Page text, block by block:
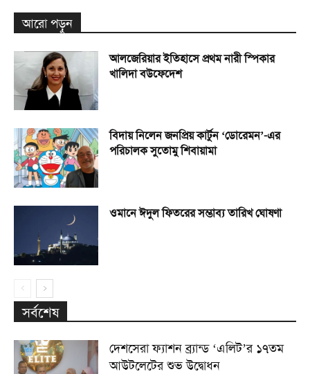
আরো পড়ুন
আলজেরিয়ার ইতিহাসে প্রথম নারী স্পিকার
খালিদা বউফেদেশ
বিদায় নিলেন জনপ্রিয় কার্টুন ‘ডোরেমন’-এর
পরিচালক সুতোমু শিবায়ামা
ওমানে ঈদুল ফিতরের সম্ভাব্য তারিখ ঘোষণা
সর্বশেষ
দেশসেরা ফ্যাশন ব্র্যান্ড ‘এলিট’র ১৭তম
আউটলেটের শুভ উদ্বোধন